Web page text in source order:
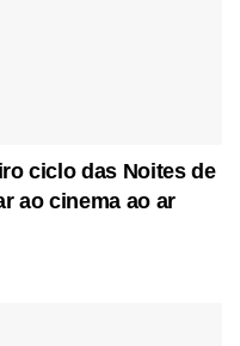
ciclo das Noites de
ao cinema ao ar